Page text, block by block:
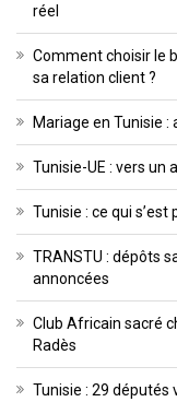
réel
Comment choisir le
sa relation client ?
Mariage en Tunisie :
Tunisie-UE : vers un
Tunisie : ce qui
TRANSTU : dépôts
annoncées
Club Africain sacré
Radès
Tunisie : 29 députés